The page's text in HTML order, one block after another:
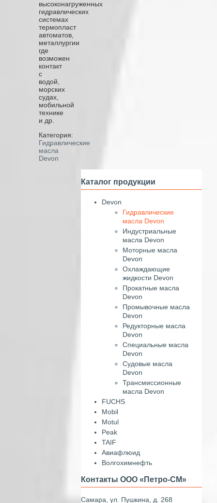
высоконагруженных
гидравлических
системах
термопласт
автоматов,
металлургии
где
возможен
контакт
с
водой,
морских
судах,
мобильной
технике
и др.
Категория:
Гидравлические
масла
Devon
Каталог продукции
Devon
Гидравлические
масла Devon
Индустриальные
масла Devon
Моторные масла
Devon
Охлаждающие
жидкости Devon
Прокатные масла
Devon
Промывочные масла
Devon
Редукторные масла
Devon
Специальные масла
Devon
Судовые масла
Devon
Трансмиссионные
масла Devon
FUCHS
Mobil
Motul
Peak
TAIF
Авиафлюид
Волгохимнефть
Контакты ООО «Петро-СМ»
Самара, ул. Пушкина, д. 268